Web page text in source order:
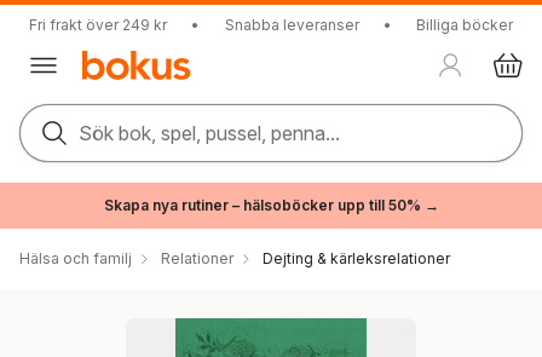
Fri frakt över 249 kr • Snabba leveranser • Billiga böcker
Sök bok, spel, pussel, penna...
Skapa nya rutiner – hälsoböcker upp till 50% →
Hälsa och familj Relationer Dejting & kärleksrelationer